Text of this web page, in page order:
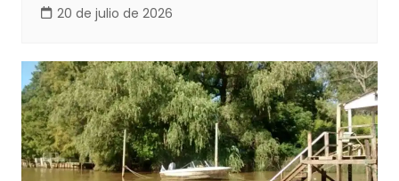
20 de julio de 2026